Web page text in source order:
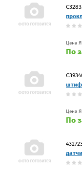
Цена
По
Цена
По